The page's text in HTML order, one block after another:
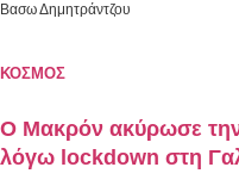
Βασω Δημητράντζου
ΚΟΣΜΟΣ
Ο Μακρόν ακύρωσε
λόγω lockdown στη